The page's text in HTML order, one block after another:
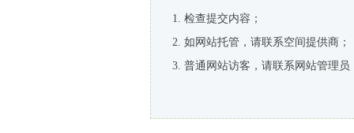
检查提交内容；
如网站托管，请联系空间提供商；
普通网站访客，请联系网站管理员